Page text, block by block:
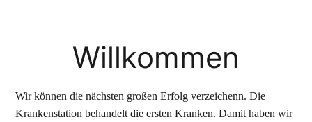
Willkommen
Wir können die nächsten großen Erfolg verzeichenn. Die
Krankenstation behandelt die ersten Kranken. Damit haben wir